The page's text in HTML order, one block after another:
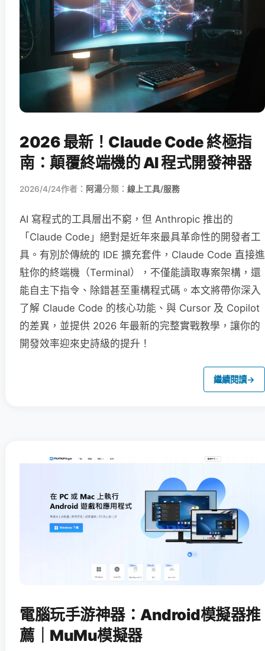
2026 最新！Claude Code 終極指
南：顛覆終端機的 AI 程式開發神器
2026/4/24作者： 阿湯分類： 線上工具/服務
AI 寫程式的工具層出不窮，但 Anthropic 推出的
「Claude Code」絕對是近年來最具革命性的開發者工
具。有別於傳統的 IDE 擴充套件，Claude Code 直接進
駐你的終端機（Terminal），不僅能讀取專案架構，還
能自主下指令、除錯甚至重構程式碼。本文將帶你深入
了解 Claude Code 的核心功能、與 Cursor 及 Copilot
的差異，並提供 2026 年最新的完整實戰教學，讓你的
開發效率迎來史詩級的提升！
繼續閱讀→
電腦玩手游神器：Android模擬器推
薦｜MuMu模擬器